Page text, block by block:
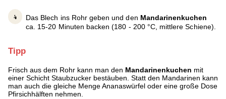
Das Blech ins Rohr geben und den Mandarinenkuchen
ca. 15-20 Minuten backen (180 - 200 °C, mittlere Schiene).
Tipp
Frisch aus dem Rohr kann man den Mandarinenkuchen mit
einer Schicht Staubzucker bestäuben. Statt den Mandarinen kann
man auch die gleiche Menge Ananaswürfel oder eine große Dose
Pfirsichhälften nehmen.